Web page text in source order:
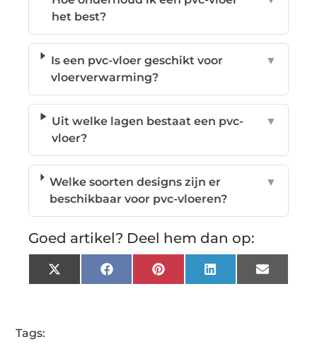
het best?
Is een pvc-vloer geschikt voor
vloerverwarming?
▼
Uit welke lagen bestaat een pvc-
vloer?
▼
Welke soorten designs zijn er
beschikbaar voor pvc-vloeren?
▼
Goed artikel? Deel hem dan op:
X
(Twitter)
FacebookPinterestLinkedInEmail
Tags: